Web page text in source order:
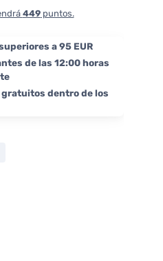
449puntos.
a 95 EUR
de las 12:00 horas
dentro de los